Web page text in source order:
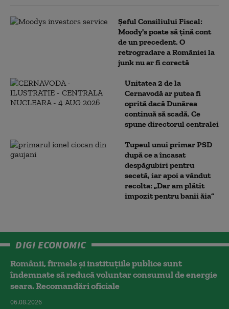
Șeful Consiliului Fiscal:
Moody's poate să țină cont
de un precedent. O
retrogradare a României la
junk nu ar fi corectă
Unitatea 2 de la
Cernavodă ar putea fi
oprită dacă Dunărea
continuă să scadă. Ce
spune directorul centralei
Tupeul unui primar PSD
după ce a încasat
despăgubiri pentru
secetă, iar apoi a vândut
recolta: „Dar am plătit
impozit pentru banii ăia”
DIGI ECONOMIC
Românii, firmele și instituțiile publice sunt
îndemnate să reducă voluntar consumul de energie
seara. Recomandări oficiale
06.08.2026